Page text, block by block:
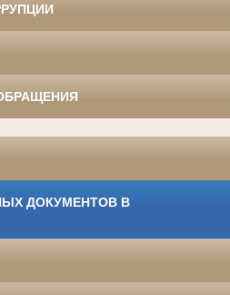
ДОКУМЕНТОВ В